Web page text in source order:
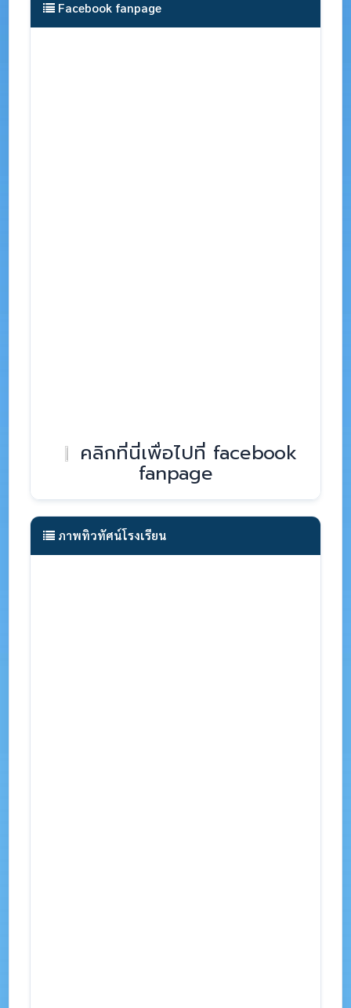
Facebook fanpage
คลิกที่นี่เพื่อไปที่ facebook
fanpage
ภาพทิวทัศน์โรงเรียน